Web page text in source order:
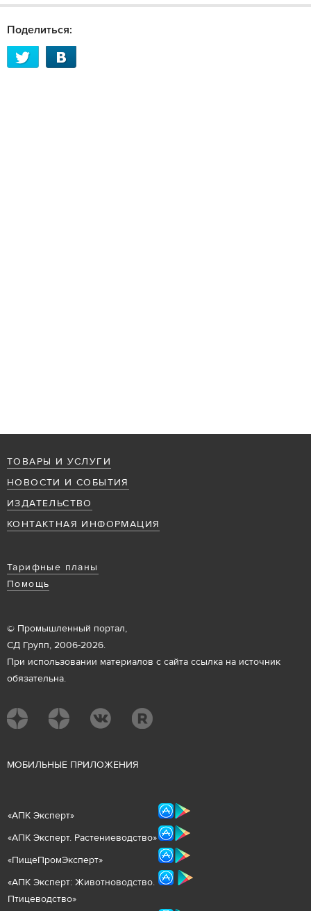
Поделиться:
ТОВАРЫ И УСЛУГИ
НОВОСТИ И СОБЫТИЯ
ИЗДАТЕЛЬСТВО
КОНТАКТНАЯ ИНФОРМАЦИЯ
Тарифные планы
Помощь
© Промышленный портал,
СД Групп, 2006-2026.
При использовании материалов с сайта ссылка на источник
обязательна.
МОБИЛЬНЫЕ ПРИЛОЖЕНИЯ
«АПК Эксперт»
«АПК Эксперт. Растениеводство»
«ПищеПромЭксперт»
«АПК Эксперт: Животноводство.
Птицеводство»